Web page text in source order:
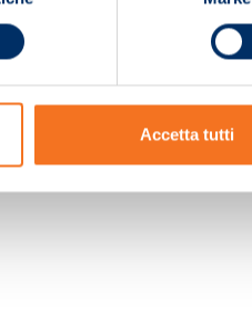
Accetta tutti
€ 2.000.000,00 i.v. La Società